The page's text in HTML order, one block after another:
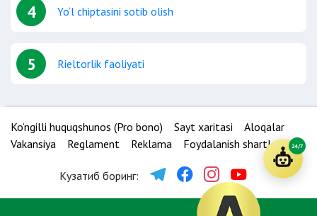
4 Yo‘l chiptasini sotib olish
5 Rieltorlik faoliyati
Ko‘ngilli huquqshunos (Pro bono) Sayt xaritasi
Aloqalar
Vakansiya
Reglament Reklama Foydalanish shartlari
Кузатиб боринг:
24/7